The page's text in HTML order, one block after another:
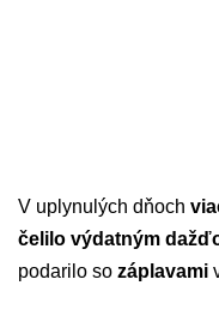
V uplynulých dňoch
čelilo výdatným
podarilo so záplavami